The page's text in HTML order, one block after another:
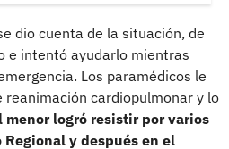
dio cuenta de la situación, de
e intentó ayudarlo mientras
Los paramédicos le
cardiopulmonar y lo
menor logró resistir por varios
y después en el